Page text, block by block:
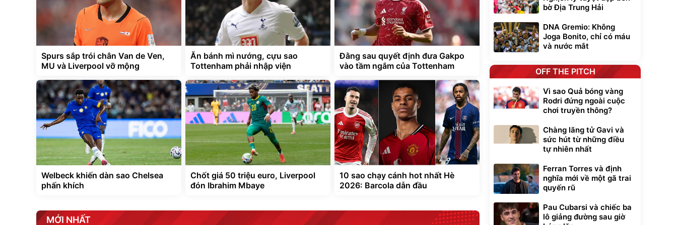
Spurs sắp trói chân Van de Ven,
MU và Liverpool vỡ mộng
Ăn bánh mì nướng, cựu sao
Tottenham phải nhập viện
Đằng sau quyết định đưa Gakpo
vào tầm ngắm của Tottenham
Welbeck khiến dàn sao Chelsea
phấn khích
Chốt giá 50 triệu euro, Liverpool
đón Ibrahim Mbaye
10 sao chạy cánh hot nhất Hè
2026: Barcola dẫn đầu
MỚI NHẤT
bờ Địa Trung Hải
DNA Gremio: Không
Joga Bonito, chỉ có máu
và nước mắt
OFF THE PITCH
Vì sao Quả bóng vàng
Rodri đứng ngoài cuộc
chơi truyền thông?
Chàng lãng tử Gavi và
sức hút từ những điều
tự nhiên nhất
Ferran Torres và định
nghĩa mới về một gã trai
quyến rũ
Pau Cubarsi và chiếc ba
lô giảng đường sau giờ